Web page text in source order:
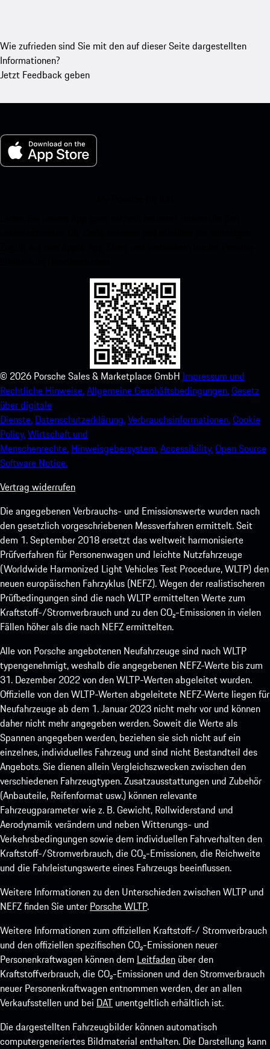
Wie zufrieden sind Sie mit den auf dieser Seite dargestellten
Informationen?
Jetzt Feedback geben
© 2026 Porsche Sales & Marketplace GmbH Impressum und
Rechtliche Hinweise.Allgemeine Geschäftsbedingungen.Gesetz
über digitale
Dienste. Datenschutzerklärung.Verbrauchsinformationen.Cookie
Policy.Wirtschaft und
Menschenrechte. Hinweisgebersystem.Accessibility.Open Source
Software Notice.
Vertrag widerrufen
Die angegebenen Verbrauchs- und Emissionswerte wurden nach
den gesetzlich vorgeschriebenen Messverfahren ermittelt. Seit
dem 1. September 2018 ersetzt das weltweit harmonisierte
Prüfverfahren für Personenwagen und leichte Nutzfahrzeuge
(Worldwide Harmonized Light Vehicles Test Procedure, WLTP) den
neuen europäischen Fahrzyklus (NEFZ). Wegen der realistischeren
Prüfbedingungen sind die nach WLTP ermittelten Werte zum
Kraftstoff-/Stromverbrauch und zu den CO₂-Emissionen in vielen
Fällen höher als die nach NEFZ ermittelten.
Alle von Porsche angebotenen Neufahrzeuge sind nach WLTP
typengenehmigt, weshalb die angegebenen NEFZ-Werte bis zum
31. Dezember 2022 von den WLTP-Werten abgeleitet wurden.
Offizielle von den WLTP-Werten abgeleitete NEFZ-Werte liegen für
Neufahrzeuge ab dem 1. Januar 2023 nicht mehr vor und können
daher nicht mehr angegeben werden. Soweit die Werte als
Spannen angegeben werden, beziehen sie sich nicht auf ein
einzelnes, individuelles Fahrzeug und sind nicht Bestandteil des
Angebots. Sie dienen allein Vergleichszwecken zwischen den
verschiedenen Fahrzeugtypen. Zusatzausstattungen und Zubehör
(Anbauteile, Reifenformat usw.) können relevante
Fahrzeugparameter wie z. B. Gewicht, Rollwiderstand und
Aerodynamik verändern und neben Witterungs- und
Verkehrsbedingungen sowie dem individuellen Fahrverhalten den
Kraftstoff-/Stromverbrauch, die CO₂-Emissionen, die Reichweite
und die Fahrleistungswerte eines Fahrzeugs beeinflussen.
Weitere Informationen zu den Unterschieden zwischen WLTP und
NEFZ finden Sie unter Porsche WLTP.
Weitere Informationen zum offiziellen Kraftstoff-/ Stromverbrauch
und den offiziellen spezifischen CO₂-Emissionen neuer
Personenkraftwagen können dem Leitfaden über den
Kraftstoffverbrauch, die CO₂-Emissionen und den Stromverbrauch
neuer Personenkraftwagen entnommen werden, der an allen
Verkaufsstellen und bei DAT unentgeltlich erhältlich ist.
Die dargestellten Fahrzeugbilder können automatisch
computergeneriertes Bildmaterial enthalten. Die Darstellung kann